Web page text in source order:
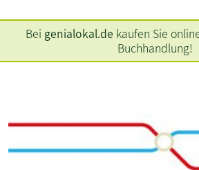
Bei genialokal.de kaufen Sie
Buchhandlung!